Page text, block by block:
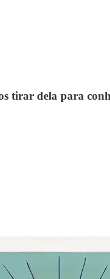
tirar dela para